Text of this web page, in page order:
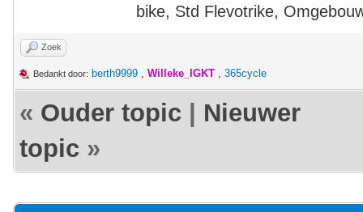
bike, Std Flevotrike,
Zoek
Bedankt door: berth9999 , Willeke_IGKT , 365cycle
« Ouder topic
Nieuwer
topic »